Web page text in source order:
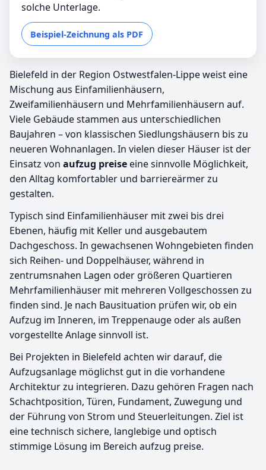
solche Unterlage.
Beispiel-Zeichnung als PDF
Bielefeld in der Region Ostwestfalen-Lippe weist eine
Mischung aus Einfamilienhäusern,
Zweifamilienhäusern und Mehrfamilienhäusern auf.
Viele Gebäude stammen aus unterschiedlichen
Baujahren – von klassischen Siedlungshäusern bis zu
neueren Wohnanlagen. In vielen dieser Häuser ist der
Einsatz von aufzug preiseeine sinnvolle Möglichkeit,
den Alltag komfortabler und barriereärmer zu
gestalten.
Typisch sind Einfamilienhäuser mit zwei bis drei
Ebenen, häufig mit Keller und ausgebautem
Dachgeschoss. In gewachsenen Wohngebieten finden
sich Reihen- und Doppelhäuser, während in
zentrumsnahen Lagen oder größeren Quartieren
Mehrfamilienhäuser mit mehreren Vollgeschossen zu
finden sind. Je nach Bausituation prüfen wir, ob ein
Aufzug im Inneren, im Treppenauge oder als außen
vorgestellte Anlage sinnvoll ist.
Bei Projekten in Bielefeld achten wir darauf, die
Aufzugsanlage möglichst gut in die vorhandene
Architektur zu integrieren. Dazu gehören Fragen nach
Schachtposition, Türen, Fundament, Zuwegung und
der Führung von Strom und Steuerleitungen. Ziel ist
eine technisch sichere, langlebige und optisch
stimmige Lösung im Bereich aufzug preise.